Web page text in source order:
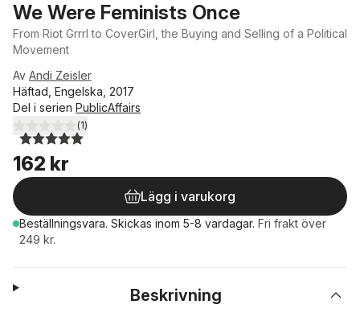
We Were Feminists Once
From Riot Grrrl to CoverGirl, the Buying and Selling of a Political
Movement
Av Andi Zeisler
Häftad, Engelska, 2017
Del i serien PublicAffairs
5,0utav 5 stjärnor. Totalt antal röster:
(1)
162 kr
Lägg i varukorg
Beställningsvara. Skickas inom 5-8 vardagar. Fri frakt över
249 kr.
Beskrivning